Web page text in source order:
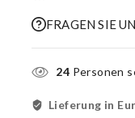
FRAGEN SIE
24 Personen
Lieferung in